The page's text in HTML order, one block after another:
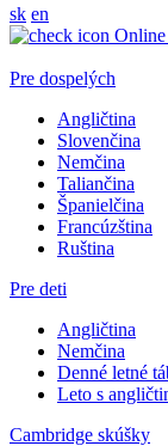
sk en
Online
Pre dospelých
Angličtina
Slovenčina
Nemčina
Taliančina
Španielčina
Francúzština
Ruština
Pre deti
Angličtina
Nemčina
Denné letné
Leto s
Cambridge skúšky